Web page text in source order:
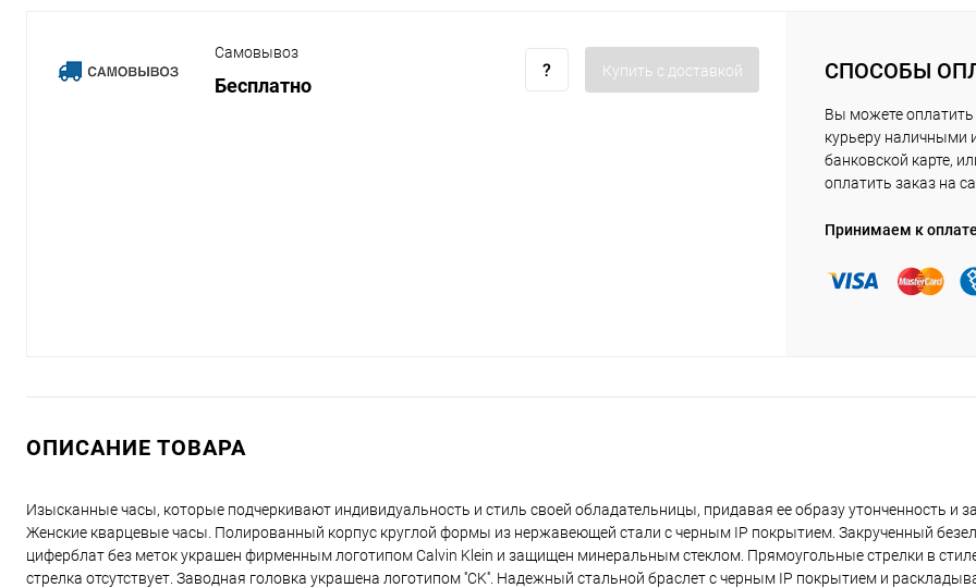
Самовывоз
Бесплатно
Купить c доставкой СПОСОБЫ
Вы можете оплатить
курьеру наличными
банковской карте,
оплатить заказ на
Принимаем к оплате
ОПИСАНИЕ ТОВАРА
Изысканные часы, которые подчеркивают индивидуальность и стиль своей обладательницы, придавая ее образу утонченность и
Женские кварцевые часы. Полированный корпус круглой формы из нержавеющей стали с черным IP покрытием. Закрученный
циферблат без меток украшен фирменным логотипом Calvin Klein и защищен минеральным стеклом. Прямоугольные стрелки в
стрелка отсутствует. Заводная головка украшена логотипом ''CK''. Надежный стальной браслет с черным IP покрытием и